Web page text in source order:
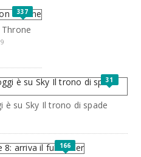
337
31
è su Sky Il trono di spade
166